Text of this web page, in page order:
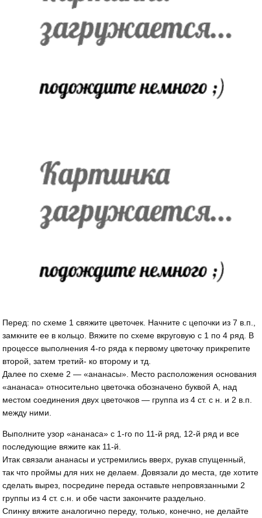
Перед: по схеме 1 свяжите цветочек. Начните с цепочки из 7 в.п.,
замкните ее в кольцо. Вяжите по схеме вкруговую с 1 по 4 ряд. В
процессе выполнения 4-го ряда к первому цветочку прикрепите
второй, затем третий- ко второму и тд.
Далее по схеме 2 — «ананасы». Место расположения основания
«ананаса» относительно цветочка обозначено буквой А, над
местом соединения двух цветочков — группа из 4 ст. с н. и 2 в.п.
между ними.
Выполните узор «ананаса» с 1-го по 11-й ряд, 12-й ряд и все
последующие вяжите как 11-й.
Итак связали ананасы и устремились вверх, рукав спущенный,
так что проймы для них не делаем. Довязали до места, где хотите
сделать вырез, посредине переда оставьте непровязанными 2
группы из 4 ст. с.н. и обе части закончите раздельно.
Спинку вяжите аналогично переду, только, конечно, не делайте